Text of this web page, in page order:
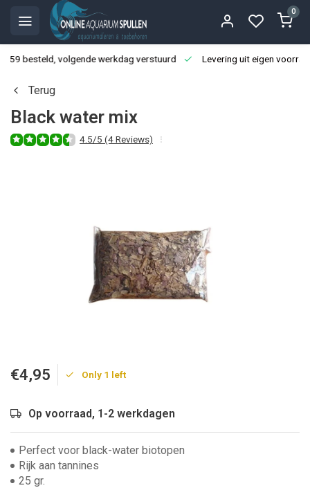
0
besteld, volgende werkdag verstuurd Levering uit eigen
Terug
Black water mix
4.5/5 (4 Reviews)
€4,95 Only 1 left
Op voorraad, 1-2 werkdagen
Perfect voor black-water biotopen
Rijk aan tannines
25 gr.